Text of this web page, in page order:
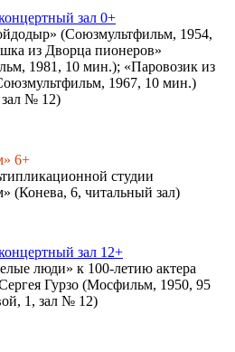
зал 0+
(Союзмультфильм, 1954,
из Дворца пионеров»
1981, 10 мин.); «Паровозик из
1967, 10 мин.)
зал № 12)
6+
студии
(Конева, 6, читальный зал)
зал 12+
люди» к 100-летию актера
Гурзо (Мосфильм, 1950, 95
1, зал № 12)